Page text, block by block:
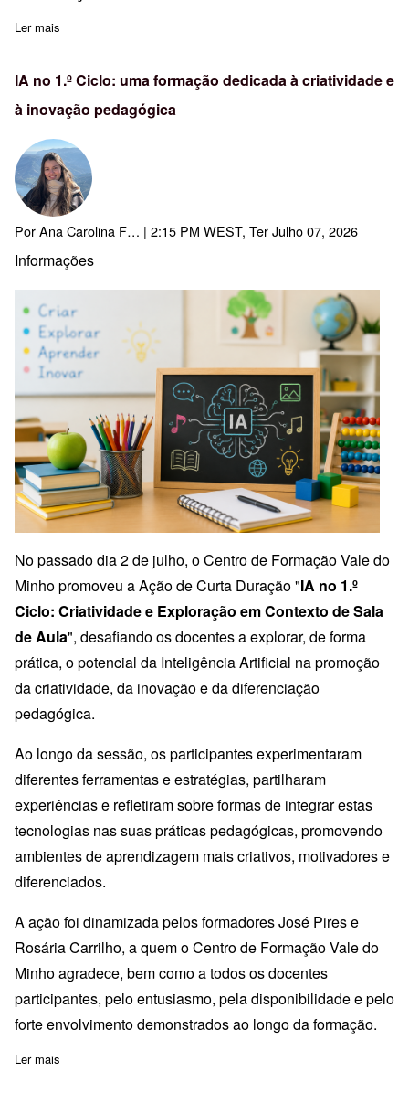
Ler mais
IA no 1.º Ciclo: uma formação dedicada à criatividade e
à inovação pedagógica
PorAna Carolina F… | 2:15 PM WEST, Ter Julho 07, 2026
Informações
No passado dia 2 de julho, o Centro de Formação Vale do
Minho promoveu a Ação de Curta Duração "IA no 1.º
Ciclo: Criatividade e Exploração em Contexto de Sala
de Aula", desafiando os docentes a explorar, de forma
prática, o potencial da Inteligência Artificial na promoção
da criatividade, da inovação e da diferenciação
pedagógica.
Ao longo da sessão, os participantes experimentaram
diferentes ferramentas e estratégias, partilharam
experiências e refletiram sobre formas de integrar estas
tecnologias nas suas práticas pedagógicas, promovendo
ambientes de aprendizagem mais criativos, motivadores e
diferenciados.
A ação foi dinamizada pelos formadores José Pires e
Rosária Carrilho, a quem o Centro de Formação Vale do
Minho agradece, bem como a todos os docentes
participantes, pelo entusiasmo, pela disponibilidade e pelo
forte envolvimento demonstrados ao longo da formação.
Ler mais